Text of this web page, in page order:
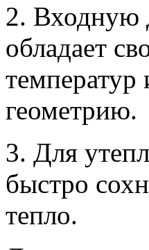
2. Входную
обладает
геометрию.
3. Для
быстро
тепло.